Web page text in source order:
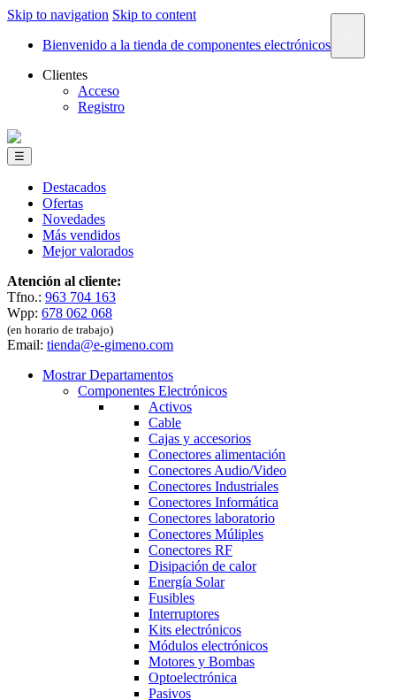
Skip to navigation Skip to content
Bienvenido a la tienda de componentes electrónicos
Clientes
Acceso
Registro
☰
Destacados
Ofertas
Novedades
Más vendidos
Mejor valorados
Atención al cliente:
Tfno.: 963 704 163
Wpp: 678 062 068
(en horario de trabajo)
Email: tienda@e-gimeno.com
Mostrar Departamentos
Componentes Electrónicos
Activos
Cable
Cajas y accesorios
Conectores alimentación
Conectores Audio/Video
Conectores Industriales
Conectores Informática
Conectores laboratorio
Conectores Múliples
Conectores RF
Disipación de calor
Energía Solar
Fusibles
Interruptores
Kits electrónicos
Módulos electrónicos
Motores y Bombas
Optoelectrónica
Pasivos